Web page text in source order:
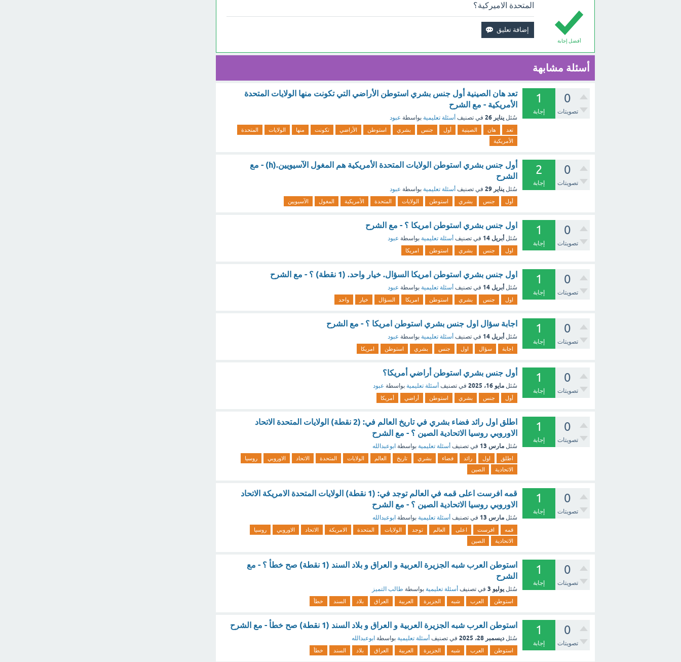
أفضل إجابة
المتحدة الاميركية؟
أسئلة مشابهة
0
تصويتات
1
إجابة
تعد هان الصينية أول جنس بشري استوطن الأراضي التي تكونت منها الولايات المتحدة
الأمريكية - مع الشرح
سُئل يناير 26 في تصنيف أسئلة تعليمية بواسطة عبود
تعد هان الصينية أول جنس بشري استوطن الأراضي تكونت منها الولايات
المتحدة
الأمريكية
0
تصويتات
2
إجابة
أول جنس بشري استوطن الولايات المتحدة الأمريكية هم المغول الآسيويين.(h) - مع
الشرح
سُئل يناير 29 في تصنيف أسئلة تعليمية بواسطة عبود
أول جنس بشري استوطن الولايات المتحدة الأمريكية المغول الآسيويين
0
تصويتات
1
إجابة
اول جنس بشري استوطن امريكا ؟ - مع الشرح
سُئل أبريل 14 في تصنيف أسئلة تعليمية بواسطة عبود
اول جنس بشري استوطن امريكا
0
تصويتات
1
إجابة
اول جنس بشري استوطن امريكا السؤال. خيار واحد. (1 نقطة) ؟ - مع الشرح
سُئل أبريل 14 في تصنيف أسئلة تعليمية بواسطة عبود
اول جنس بشري استوطن امريكا السؤال خيار واحد
0
تصويتات
1
إجابة
اجابة سؤال اول جنس بشري استوطن امريكا ؟ - مع الشرح
سُئل أبريل 14 في تصنيف أسئلة تعليمية بواسطة عبود
اجابة سؤال اول جنس بشري استوطن امريكا
0
تصويتات
1
إجابة
أول جنس بشري استوطن أراضي أمريكا؟
سُئل مايو 16، 2025 في تصنيف أسئلة تعليمية بواسطة عبود
أول جنس بشري استوطن أراضي أمريكا
0
تصويتات
1
إجابة
اطلق اول رائد فضاء بشري في تاريخ العالم في: (2 نقطة) الولايات المتحدة الاتحاد
الاوروبي روسيا الاتحادية الصين ؟ - مع الشرح
سُئل مارس 13 في تصنيف أسئلة تعليمية بواسطة ابوعبدالله
اطلق اول رائد فضاء بشري تاريخ العالم الولايات المتحدة الاتحاد الاوروبي
روسيا
الاتحادية
الصين
0
تصويتات
1
إجابة
قمه افرست اعلى قمه في العالم توجد في: (1 نقطة) الولايات المتحدة الامريكة الاتحاد
الاوروبي روسيا الاتحادية الصين ؟ - مع الشرح
سُئل مارس 13 في تصنيف أسئلة تعليمية بواسطة ابوعبدالله
قمه افرست اعلى العالم توجد الولايات المتحدة الامريكة الاتحاد الاوروبي
روسيا
الاتحادية
الصين
0
تصويتات
1
إجابة
استوطن العرب شبه الجزيرة العربية و العراق و بلاد السند (1 نقطة) صح خطأ ؟ - مع
الشرح
سُئل يوليو 3 في تصنيف أسئلة تعليمية بواسطة طالب التميز
استوطن العرب شبه الجزيرة العربية العراق بلاد السند خطأ
0
تصويتات
1
إجابة
استوطن العرب شبه الجزيرة العربية و العراق و بلاد السند (1 نقطة) صح خطأ - مع الشرح
سُئل ديسمبر 28، 2025 في تصنيف أسئلة تعليمية بواسطة ابوعبدالله
استوطن العرب شبه الجزيرة العربية العراق بلاد السند خطأ